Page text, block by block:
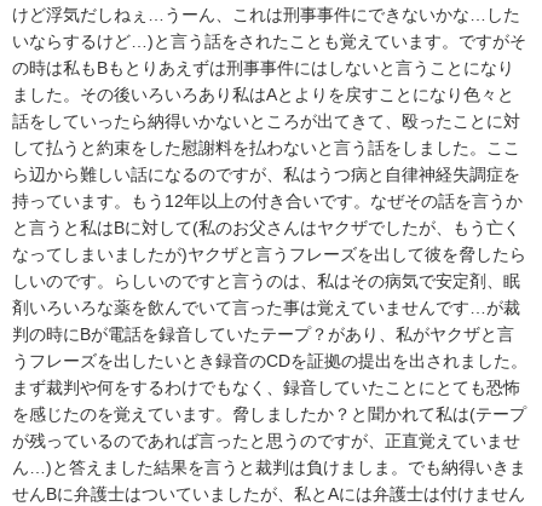
けど浮気だしねぇ…うーん、これは刑事事件にできないかな…した
いならするけど…)と言う話をされたことも覚えています。ですがそ
の時は私もBもとりあえずは刑事事件にはしないと言うことになり
ました。その後いろいろあり私はAとよりを戻すことになり色々と
話をしていったら納得いかないところが出てきて、殴ったことに対
して払うと約束をした慰謝料を払わないと言う話をしました。ここ
ら辺から難しい話になるのですが、私はうつ病と自律神経失調症を
持っています。もう12年以上の付き合いです。なぜその話を言うか
と言うと私はBに対して(私のお父さんはヤクザでしたが、もう亡く
なってしまいましたが)ヤクザと言うフレーズを出して彼を脅したら
しいのです。らしいのですと言うのは、私はその病気で安定剤、眠
剤いろいろな薬を飲んでいて言った事は覚えていませんです…が裁
判の時にBが電話を録音していたテープ？があり、私がヤクザと言
うフレーズを出したいとき録音のCDを証拠の提出を出されました。
まず裁判や何をするわけでもなく、録音していたことにとても恐怖
を感じたのを覚えています。脅しましたか？と聞かれて私は(テープ
が残っているのであれば言ったと思うのですが、正直覚えていませ
ん…)と答えました結果を言うと裁判は負けましま。でも納得いきま
せんBに弁護士はついていましたが、私とAには弁護士は付けません